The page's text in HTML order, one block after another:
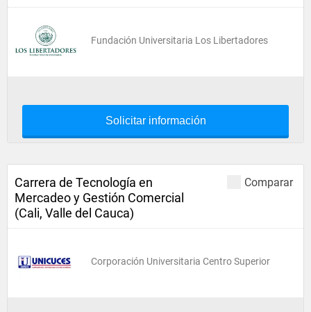
Fundación Universitaria Los Libertadores
Solicitar información
Comparar
Carrera de Tecnología en
Mercadeo y Gestión Comercial
(Cali, Valle del Cauca)
Corporación Universitaria Centro Superior